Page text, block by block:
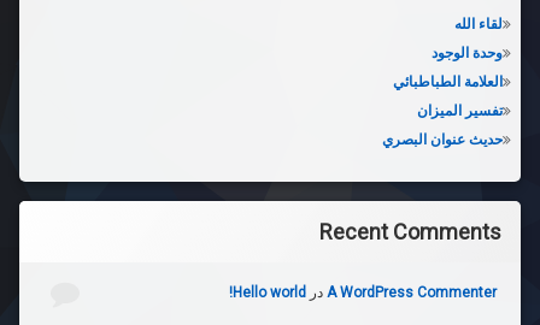
لقاء الله
وحدة الوجود
العلامة الطباطبائي
تفسير الميزان
حديث عنوان البصري
Recent Comments
A WordPress Commenter در Hello world!